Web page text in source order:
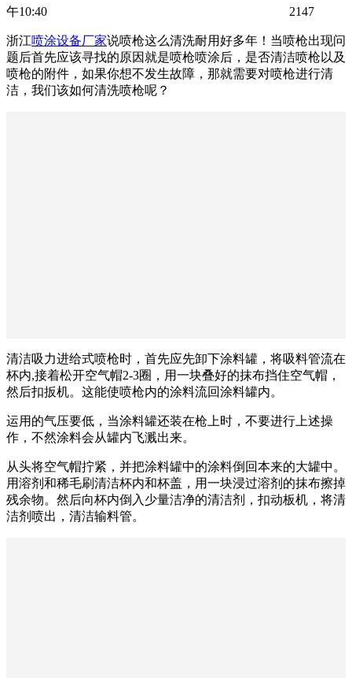
午10:40 2147
浙江喷涂设备厂家说喷枪这么清洗耐用好多年！当喷枪出现问
题后首先应该寻找的原因就是喷枪喷涂后，是否清洁喷枪以及
喷枪的附件，如果你想不发生故障，那就需要对喷枪进行清
洁，我们该如何清洗喷枪呢？
清洁吸力进给式喷枪时，首先应先卸下涂料罐，将吸料管流在
杯内,接着松开空气帽2-3圈，用一块叠好的抹布挡住空气帽，
然后扣扳机。这能使喷枪内的涂料流回涂料罐内。
运用的气压要低，当涂料罐还装在枪上时，不要进行上述操
作，不然涂料会从罐内飞溅出来。
从头将空气帽拧紧，并把涂料罐中的涂料倒回本来的大罐中。
用溶剂和稀毛刷清洁杯内和杯盖，用一块浸过溶剂的抹布擦掉
残余物。然后向杯内倒入少量洁净的清洁剂，扣动板机，将清
洁剂喷出，清洁输料管。